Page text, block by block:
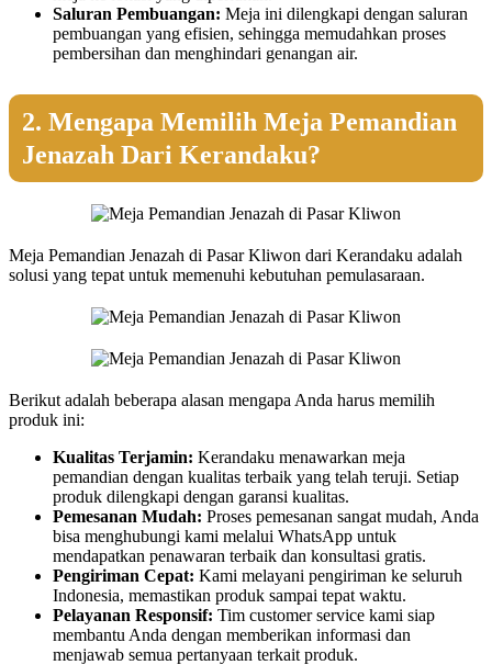
Saluran Pembuangan: Meja ini dilengkapi dengan saluran
pembuangan yang efisien, sehingga memudahkan proses
pembersihan dan menghindari genangan air.
2. Mengapa Memilih Meja Pemandian
Jenazah Dari Kerandaku?
Meja Pemandian Jenazah di Pasar Kliwon dari Kerandaku adalah
solusi yang tepat untuk memenuhi kebutuhan pemulasaraan.
Berikut adalah beberapa alasan mengapa Anda harus memilih
produk ini:
Kualitas Terjamin: Kerandaku menawarkan meja
pemandian dengan kualitas terbaik yang telah teruji. Setiap
produk dilengkapi dengan garansi kualitas.
Pemesanan Mudah: Proses pemesanan sangat mudah, Anda
bisa menghubungi kami melalui WhatsApp untuk
mendapatkan penawaran terbaik dan konsultasi gratis.
Pengiriman Cepat: Kami melayani pengiriman ke seluruh
Indonesia, memastikan produk sampai tepat waktu.
Pelayanan Responsif: Tim customer service kami siap
membantu Anda dengan memberikan informasi dan
menjawab semua pertanyaan terkait produk.